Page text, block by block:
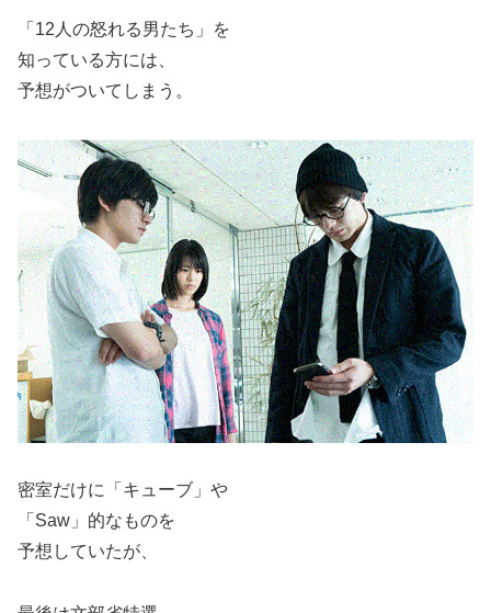
「12人の怒れる男たち」を
知っている方には、
予想がついてしまう。
密室だけに「キューブ」や
「Saw」的なものを
予想していたが、